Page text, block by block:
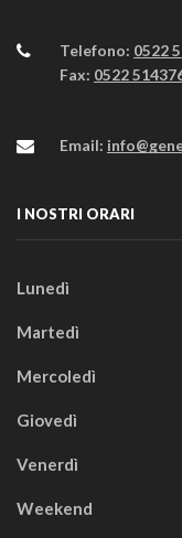
Telefono: 0522
Fax: 0522
Email:
I NOSTRI ORARI
Lunedì
Martedì
Mercoledì
Giovedì
Venerdì
Weekend